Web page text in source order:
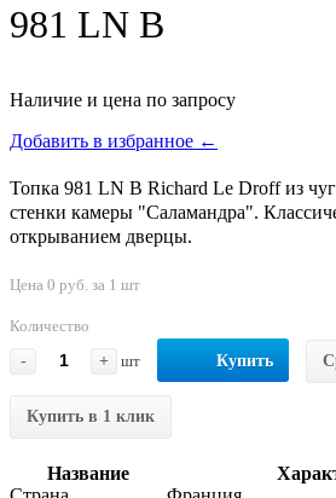
981 LN B
Наличие и цена по запросу
Добавить в избранное ←
Топка 981 LN B Richard Le Droff из
стенки камеры "Саламандра".
открыванием дверцы.
Цена 0 руб. за 1 шт
Количество
-
+ шт Купить
Купить в 1 клик
Название